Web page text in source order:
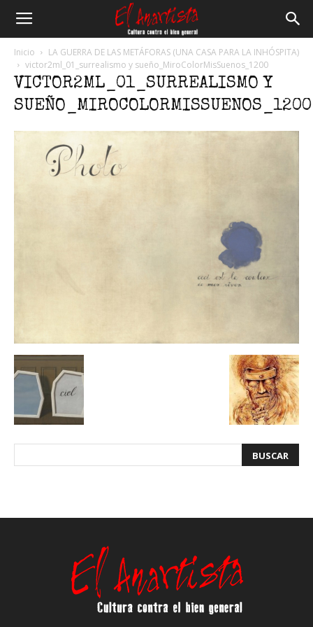
Anartista
Inicio
LA GUERRA DE LAS METÁFORAS (UNA CASA PARA LA INHÓSPITA)
victor2ml_01_surrealismo y sueño_MiroColorMisSuenos_1200
VICTOR2ML_01_SURREALISMO Y
SUEÑO_MIROCOLORMISSUENOS_1200